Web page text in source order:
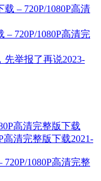
– 720P/1080P高清完
先举报了再说2023-
高清完整版下载2021-